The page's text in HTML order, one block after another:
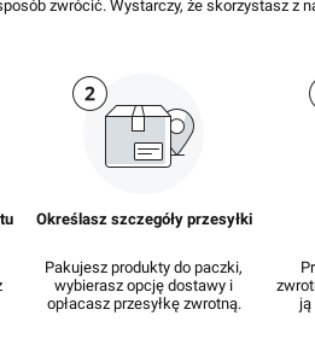
zwrócić. Wystarczy, że skorzystasz z
Określasz szczegóły przesyłki
Pakujesz produkty do paczki,
wybierasz opcję dostawy i
opłacasz przesyłkę zwrotną.
ją